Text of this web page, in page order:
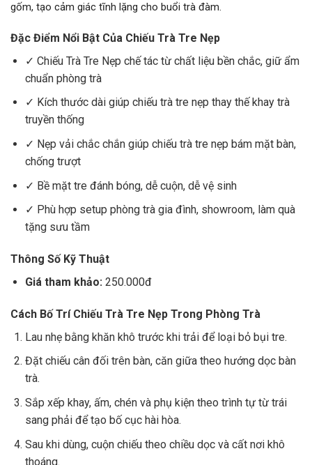
gốm, tạo cảm giác tĩnh lặng cho buổi trà đàm.
Đặc Điểm Nổi Bật Của Chiếu Trà Tre Nẹp
✓ Chiếu Trà Tre Nẹp chế tác từ chất liệu bền chắc, giữ ẩm
chuẩn phòng trà
✓ Kích thước dài giúp chiếu trà tre nẹp thay thế khay trà
truyền thống
✓ Nẹp vải chắc chắn giúp chiếu trà tre nẹp bám mặt bàn,
chống trượt
✓ Bề mặt tre đánh bóng, dễ cuộn, dễ vệ sinh
✓ Phù hợp setup phòng trà gia đình, showroom, làm quà
tặng sưu tầm
Thông Số Kỹ Thuật
Giá tham khảo:250.000đ
Cách Bố Trí Chiếu Trà Tre Nẹp Trong Phòng Trà
Lau nhẹ bằng khăn khô trước khi trải để loại bỏ bụi tre.
Đặt chiếu cân đối trên bàn, căn giữa theo hướng dọc bàn
trà.
Sắp xếp khay, ấm, chén và phụ kiện theo trình tự từ trái
sang phải để tạo bố cục hài hòa.
Sau khi dùng, cuộn chiếu theo chiều dọc và cất nơi khô
thoáng.